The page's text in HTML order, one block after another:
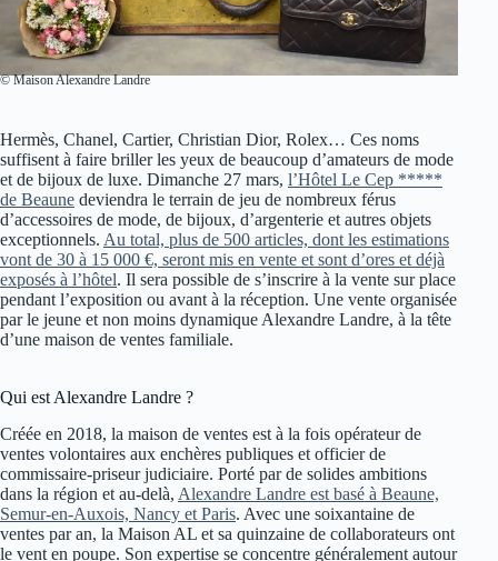
© Maison Alexandre Landre
Hermès, Chanel, Cartier, Christian Dior, Rolex… Ces noms
suffisent à faire briller les yeux de beaucoup d’amateurs de mode
et de bijoux de luxe. Dimanche 27 mars, l’Hôtel Le Cep *****
de Beaune deviendra le terrain de jeu de nombreux férus
d’accessoires de mode, de bijoux, d’argenterie et autres objets
exceptionnels. Au total, plus de 500 articles, dont les estimations
vont de 30 à 15 000 €, seront mis en vente et sont d’ores et déjà
exposés à l’hôtel. Il sera possible de s’inscrire à la vente sur place
pendant l’exposition ou avant à la réception. Une vente organisée
par le jeune et non moins dynamique Alexandre Landre, à la tête
d’une maison de ventes familiale.
Qui est Alexandre Landre ?
Créée en 2018, la maison de ventes est à la fois opérateur de
ventes volontaires aux enchères publiques et officier de
commissaire-priseur judiciaire. Porté par de solides ambitions
dans la région et au-delà, Alexandre Landre est basé à Beaune,
Semur-en-Auxois, Nancy et Paris. Avec une soixantaine de
ventes par an, la Maison AL et sa quinzaine de collaborateurs ont
le vent en poupe. Son expertise se concentre généralement autour